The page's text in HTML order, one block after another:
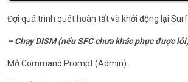
Đợi quá trình quét hoàn tất và khởi động lại
– Chạy DISM (nếu SFC chưa khắc phục được
Mở Command Prompt (Admin).